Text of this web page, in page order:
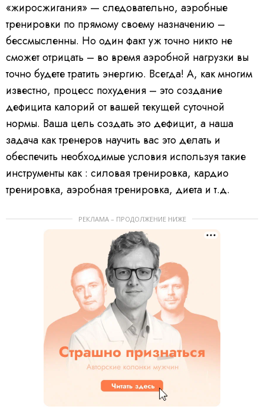
«жиросжигания» — следовательно, аэробные
тренировки по прямому своему назначению –
бессмысленны. Но один факт уж точно никто не
сможет отрицать – во время аэробной нагрузки вы
точно будете тратить энергию. Всегда! А, как многим
известно, процесс похудения – это создание
дефицита калорий от вашей текущей суточной
нормы. Ваша цель создать это дефицит, а наша
задача как тренеров научить вас это делать и
обеспечить необходимые условия используя такие
инструменты как : силовая тренировка, кардио
тренировка, аэробная тренировка, диета и т.д.
РЕКЛАМА – ПРОДОЛЖЕНИЕ НИЖЕ